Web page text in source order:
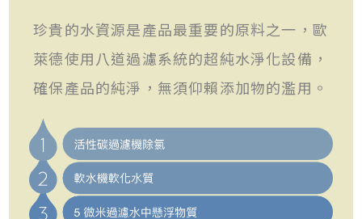
珍貴的水資源是產品最重要的原料之一，歐
萊德使用八道過濾系統的超純水淨化設備，
確保產品的純淨，無須仰賴添加物的濫用。